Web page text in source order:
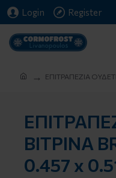
Login Register
EΠΙΤΡΑΠΕΖΙΑ
ΒΙΤΡΙΝΑ
0.457 x